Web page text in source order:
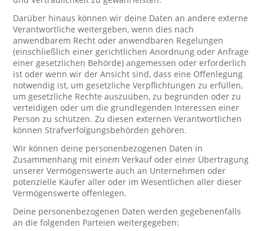
Darüber hinaus können wir deine Daten an andere externe
Verantwortliche weitergeben, wenn dies nach
anwendbarem Recht oder anwendbaren Regelungen
(einschließlich einer gerichtlichen Anordnung oder Anfrage
einer gesetzlichen Behörde) angemessen oder erforderlich
ist oder wenn wir der Ansicht sind, dass eine Offenlegung
notwendig ist, um gesetzliche Verpflichtungen zu erfüllen,
um gesetzliche Rechte auszuüben, zu begründen oder zu
verteidigen oder um die grundlegenden Interessen einer
Person zu schützen. Zu diesen externen Verantwortlichen
können Strafverfolgungsbehörden gehören.
Wir können deine personenbezogenen Daten in
Zusammenhang mit einem Verkauf oder einer Übertragung
unserer Vermögenswerte auch an Unternehmen oder
potenzielle Käufer aller oder im Wesentlichen aller dieser
Vermögenswerte offenlegen.
Deine personenbezogenen Daten werden gegebenenfalls
an die folgenden Parteien weitergegeben: